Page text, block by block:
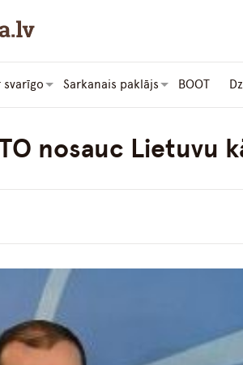
svarīgo Sarkanais paklājs BOOT
nosauc Lietuvu